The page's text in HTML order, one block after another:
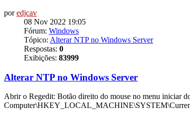
poredjcav
08 Nov 2022 19:05
Fórum: Windows
Tópico: Alterar NTP no Windows Server
Respostas: 0
Exibições: 83999
Alterar NTP no Windows Server
Abrir o Regedit: Botão direito do mouse no menu iniciar